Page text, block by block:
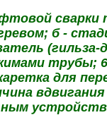
б -
трубы;
для